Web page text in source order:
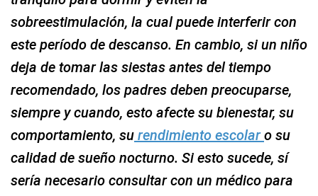
sobreestimulación, la cual puede interferir con
este período de descanso. En cambio, si un niño
deja de tomar las siestas antes del tiempo
recomendado, los padres deben preocuparse,
siempre y cuando, esto afecte su bienestar, su
comportamiento, su rendimiento escolaro su
calidad de sueño nocturno. Si esto sucede, sí
sería necesario consultar con un médico para